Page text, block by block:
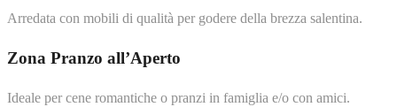
Arredata con mobili di qualità per godere della brezza salentina.
Zona Pranzo all’Aperto
Ideale per cene romantiche o pranzi in famiglia e/o con amici.